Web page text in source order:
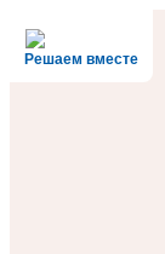
Решаем вместе